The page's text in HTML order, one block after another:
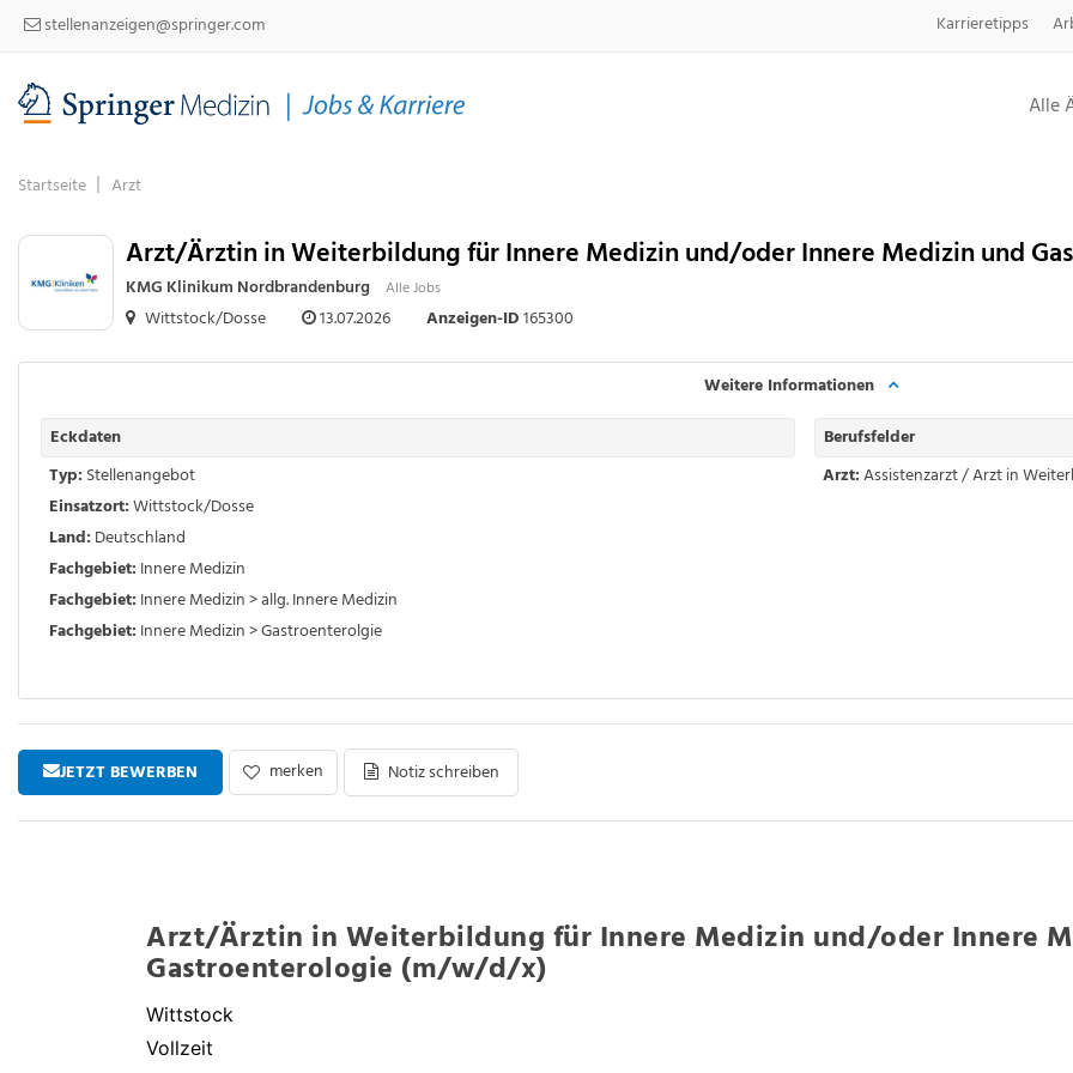
stellenanzeigen@springer.com Karrieretipps
Alle
Startseite Arzt
Arzt/Ärztin in Weiterbildung für Innere Medizin und/oder Innere Medizin und
KMG Klinikum Nordbrandenburg Alle Jobs
Wittstock/Dosse 13.07.2026 Anzeigen-ID165300
Weitere Informationen
Eckdaten
Typ: Stellenangebot
Einsatzort:Wittstock/Dosse
Land: Deutschland
Fachgebiet: Innere Medizin
Fachgebiet: Innere Medizin > allg. Innere Medizin
Fachgebiet: Innere Medizin > Gastroenterolgie
Berufsfelder
Arzt:Assistenzarzt / Arzt in
JETZT BEWERBEN merken Notiz schreiben
Arzt/Ärztin in Weiterbildung für Innere Medizin und/oder Innere
Gastroenterologie (m/w/d/x)
Wittstock
Vollzeit